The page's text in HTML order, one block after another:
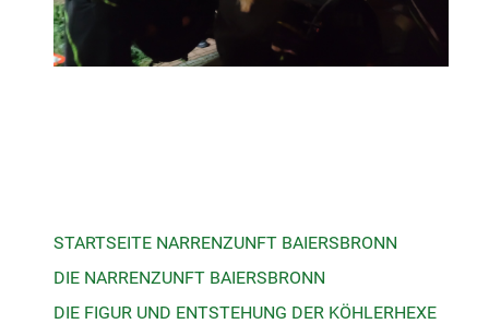
STARTSEITE NARRENZUNFT BAIERSBRONN
DIE NARRENZUNFT BAIERSBRONN
DIE FIGUR UND ENTSTEHUNG DER KÖHLERHEXE